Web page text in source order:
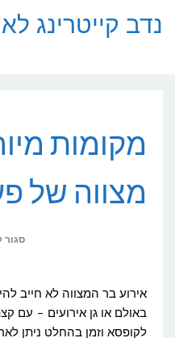
נדב קייטרינג
מקומות
מצווה של
סגור
אירוע בר המצווה לא חייב
באולם או גן אירועים – עם
לקופסא וזמן בהחלט ניתן